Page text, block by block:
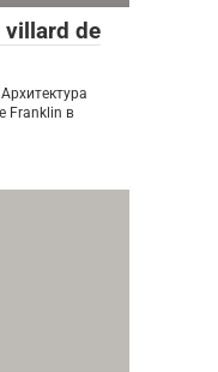
de
Franklin в